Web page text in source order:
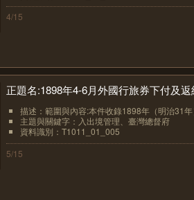
4/15
正題名:1898年4-6月外國行旅券下付及
描述：範圍與內容:本件收錄1898年（明治31
主題與關鍵字：入出境管理、臺灣總督府
資料識別：T1011_01_005
5/15